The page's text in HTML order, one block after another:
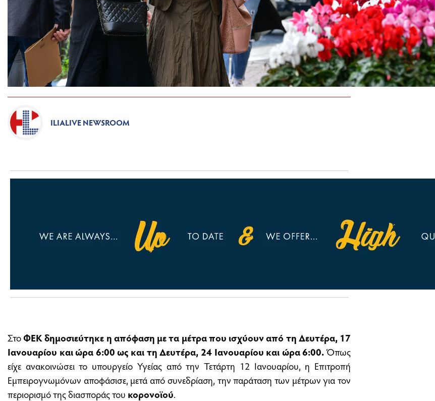
ILIALIVE NEWSROOM
ΣτοΦΕΚ δημοσιεύτηκε η απόφαση με τα μέτραπου ισχύουν από τη Δευτέρα, 17
Ιανουαρίου και ώρα 6:00 ως και τη Δευτέρα, 24 Ιανουαρίου και ώρα 6:00.Όπως
είχε ανακοινώσει το υπουργείο Υγείας από την Τετάρτη 12 Ιανουαρίου, η Επιτροπή
Εμπειρογνωμόνων αποφάσισε, μετά από συνεδρίαση, την παράταση των μέτρων για τον
περιορισμό της διασποράς του κορονοϊού.